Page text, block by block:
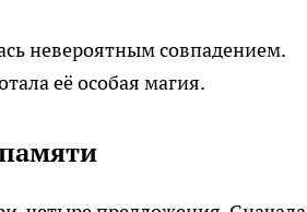
невероятным совпадением.
её особая магия.